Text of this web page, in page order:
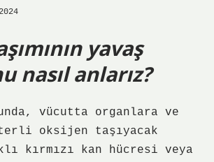
yavaş
nasıl anlarız?
vücutta organlara ve
oksijen taşıyacak
kırmızı kan hücresi veya